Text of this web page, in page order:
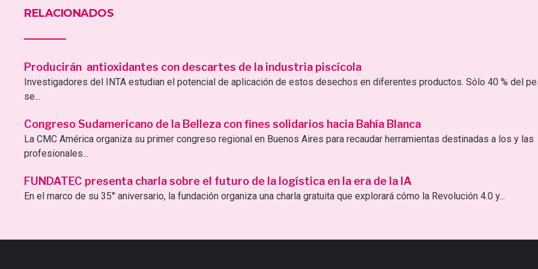
RELACIONADOS
Producirán antioxidantes con descartes de la industria piscícola
Investigadores del INTA estudian el potencial de aplicación de estos desechos en diferentes productos. Sólo 40 % del
se...
Congreso Sudamericano de la Belleza con fines solidarios hacia Bahía Blanca
La CMC América organiza su primer congreso regional en Buenos Aires para recaudar herramientas destinadas a los y las
profesionales...
FUNDATEC presenta charla sobre el futuro de la logística en la era de la IA
En el marco de su 35° aniversario, la fundación organiza una charla gratuita que explorará cómo la Revolución 4.0 y...